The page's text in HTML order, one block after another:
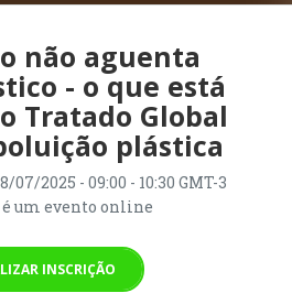
não aguenta
- o que está
Tratado Global
plástica
07/2025 - 09:00 - 10:30 GMT-3
é um evento online
INSCRIÇÃO